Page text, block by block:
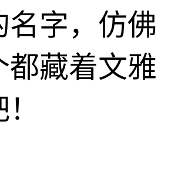
字，仿佛
都藏着文雅